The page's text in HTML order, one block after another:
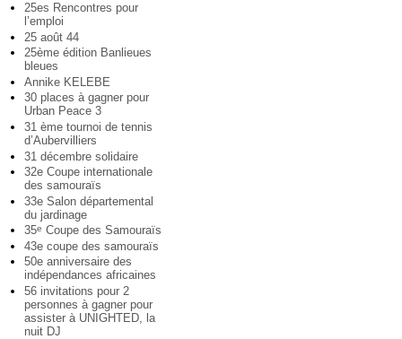
25es Rencontres pour
l’emploi
25 août 44
25ème édition Banlieues
bleues
Annike KELEBE
30 places à gagner pour
Urban Peace 3
31 ème tournoi de tennis
d’Aubervilliers
31 décembre solidaire
32e Coupe internationale
des samouraïs
33e Salon départemental
du jardinage
35e Coupe des Samouraïs
43e coupe des samouraïs
50e anniversaire des
indépendances africaines
56 invitations pour 2
personnes à gagner pour
assister à UNIGHTED, la
nuit DJ